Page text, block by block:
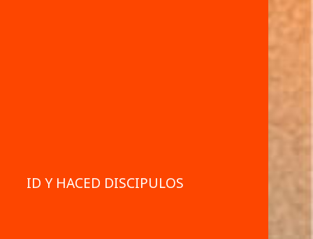
ID Y HACED DISCIPULOS